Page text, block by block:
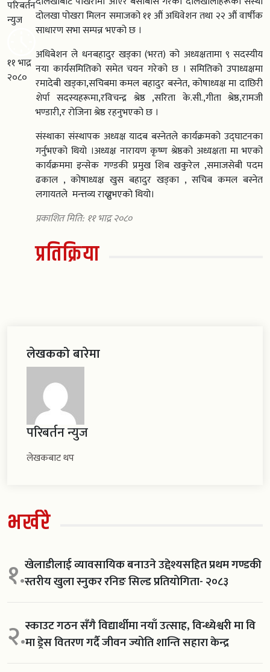
परिबर्तन
न्युज
११ भाद्र
२०८०
दोलखा पोखरा मिलन समाजको ११ औं अधिवेशन तथा २२ औं वार्षीक
साधारण सभा सम्पन्न भएको छ ।
अधिबेशन ले धनबहादुर खड्का (भरत) को अध्यक्षतामा ९ सदस्यीय
नया कार्यसमितिको समेत चयन गरेको छ । समितिको उपाध्यक्षमा
रमादेबी खड्का,सचिबमा कमल बहादुर बस्नेत, कोषाध्यक्ष मा दाछिरी
शेर्पा सदस्यहरूमा,रविचन्द्र श्रेष्ठ ,सरिता के.सी.,गीता श्रेष्ठ,रामजी
भण्डारी,र रोजिना श्रेष्ठ रहनुभएको छ ।
संस्थाका संस्थापक अध्यक्ष यादब बस्नेतले कार्यक्रमको उद्घाटनका
गर्नुभएको थियो ।अध्यक्ष नारायण कृष्ण श्रेष्ठको अध्यक्षता मा भएको
कार्यक्रममा इन्सेक गण्डकी प्रमुख शिब खकुरेल ,समाजसेबी पदम
ढकाल , कोषाध्यक्ष खुस बहादुर खड्का , सचिब कमल बस्नेत
लगायतले मन्त्तव्य राख्नुभएको थियो।
प्रकाशित मिति: ११ भाद्र २०८०
प्रतिक्रिया
लेखकको बारेमा
परिबर्तन न्युज
लेखकबाट थप
भर्खरै
१.खेलाडीलाई व्यावसायिक बनाउने उद्देश्यसहित प्रथम गण्डकी
स्तरीय खुला स्नुकर रनिङ सिल्ड प्रतियोगिता- २०८३
२.स्काउट गठन सँगै विद्यार्थीमा नयाँ उत्साह, विन्ध्येश्वरी मा वि
मा ड्रेस वितरण गर्दै जीवन ज्योति शान्ति सहारा केन्द्र